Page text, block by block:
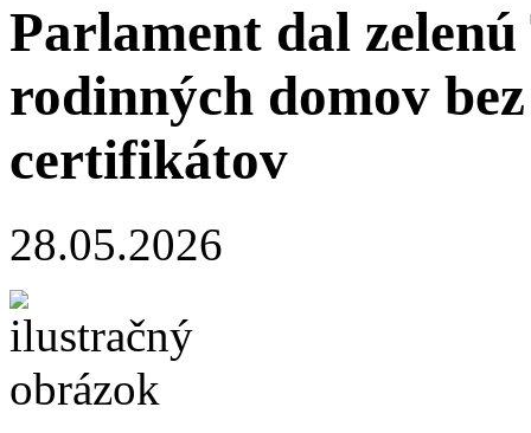
Parlament dal
rodinných domov
certifikátov
28.05.2026